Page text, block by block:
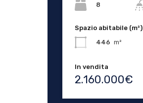
8
Spazio abitabile (m²)
446 m²
In vendita
2.160.000€